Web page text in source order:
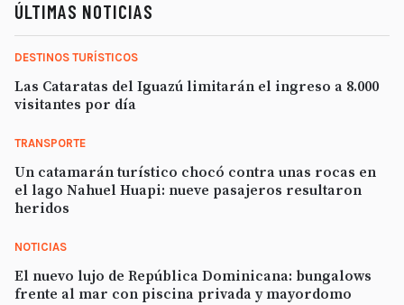
ÚLTIMAS NOTICIAS
DESTINOS TURÍSTICOS
Las Cataratas del Iguazú limitarán el ingreso a 8.000
visitantes por día
TRANSPORTE
Un catamarán turístico chocó contra unas rocas en
el lago Nahuel Huapi: nueve pasajeros resultaron
heridos
NOTICIAS
El nuevo lujo de República Dominicana: bungalows
frente al mar con piscina privada y mayordomo